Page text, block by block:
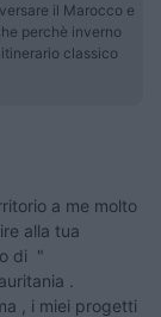
il Marocco e
perchè inverno
classico
a me molto
alla tua
di "
.
, i miei progetti